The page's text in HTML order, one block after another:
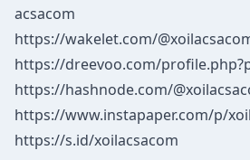
acsacom
https://wakelet.com/
https://dreevoo.com/
https://hashnode.com/
https://www.instapaper.com/p/
https://s.id/xoilacsacom